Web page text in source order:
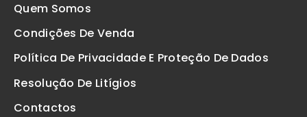
Quem Somos
Condições De Venda
Política De Privacidade E Proteção De Dados
Resolução De Litígios
Contactos